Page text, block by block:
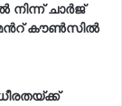
നിന്ന് ചാർജ്
കൗൺസിൽ